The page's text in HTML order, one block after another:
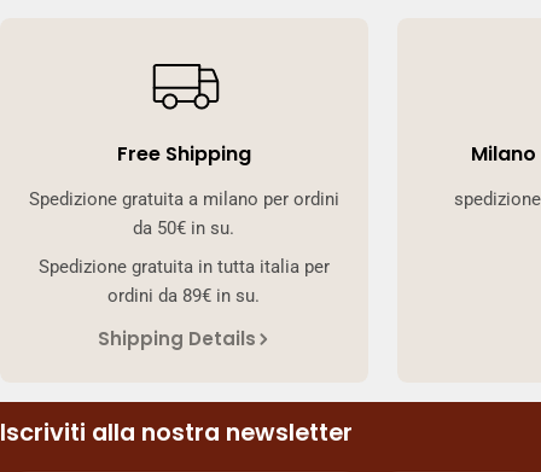
Free Shipping
Spedizione gratuita a milano per ordini
da 50€ in su.
Spedizione gratuita in tutta italia per
ordini da 89€ in su.
Shipping Details
Iscriviti alla nostra newsletter